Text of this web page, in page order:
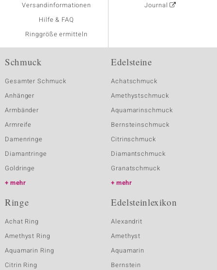
Versandinformationen
Hilfe & FAQ
Ringgröße ermitteln
Journal
Schmuck
Gesamter Schmuck
Anhänger
Armbänder
Armreife
Damenringe
Diamantringe
Goldringe
mehr
Edelsteine
Achatschmuck
Amethystschmuck
Aquamarinschmuck
Bernsteinschmuck
Citrinschmuck
Diamantschmuck
Granatschmuck
mehr
Ringe
Achat Ring
Amethyst Ring
Aquamarin Ring
Citrin Ring
Edelsteinlexikon
Alexandrit
Amethyst
Aquamarin
Bernstein